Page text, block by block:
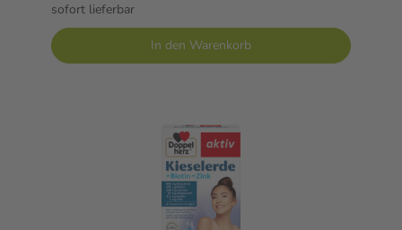
sofort lieferbar
In den Warenkorb